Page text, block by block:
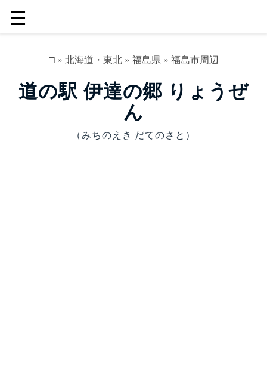
☰
□» 北海道・東北» 福島県» 福島市周辺
道の駅 伊達の郷 りょうぜ
ん
（みちのえき だてのさと）